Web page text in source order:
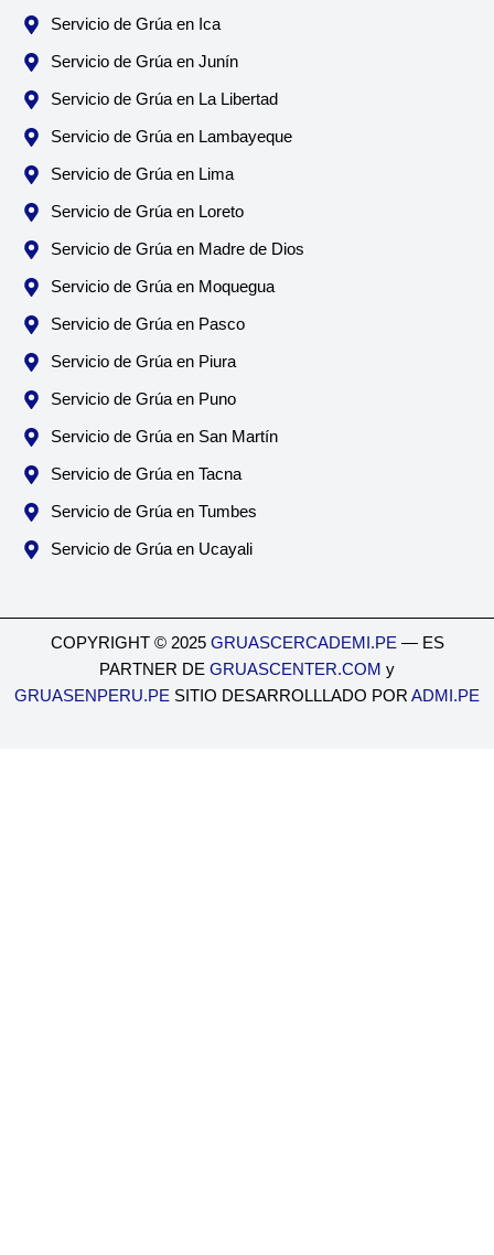
Servicio de Grúa en Ica
Servicio de Grúa en Junín
Servicio de Grúa en La Libertad
Servicio de Grúa en Lambayeque
Servicio de Grúa en Lima
Servicio de Grúa en Loreto
Servicio de Grúa en Madre de Dios
Servicio de Grúa en Moquegua
Servicio de Grúa en Pasco
Servicio de Grúa en Piura
Servicio de Grúa en Puno
Servicio de Grúa en San Martín
Servicio de Grúa en Tacna
Servicio de Grúa en Tumbes
Servicio de Grúa en Ucayali
COPYRIGHT © 2025 GRUASCERCADEMI.PE — ES
PARTNER DE GRUASCENTER.COM y
GRUASENPERU.PE SITIO DESARROLLLADO POR ADMI.PE